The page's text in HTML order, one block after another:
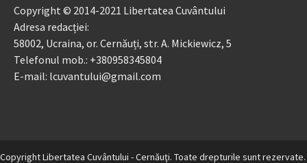
Copyright © 2014-2021 Libertatea Cuvântului
Adresa redacției:
58002, Ucraina, or. Cernăuți, str. A. Mickiewicz, 5
Telefonul mob.: +380958345804
E-mail: lcuvantului@gmail.com
Copyright Libertatea Cuvântului - Cernăuţi. Toate drepturile sunt rezervate.